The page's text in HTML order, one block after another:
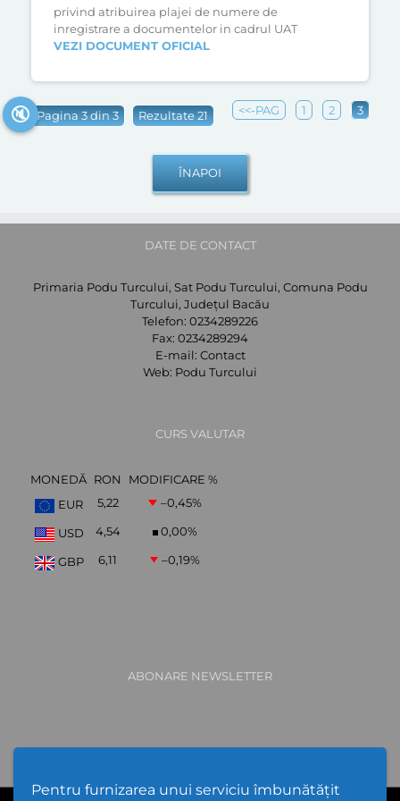
Pentru furnizarea unui serviciu îmbunătățit
privind atribuirea plajei de numere de
inregistrare a documentelor in cadrul UAT
VEZI DOCUMENT OFICIAL
Pagina 3 din 3 Rezultate 21 <<-PAG 1 2 3
ÎNAPOI
DATE DE CONTACT
Primaria Podu Turcului, Sat Podu Turcului, Comuna Podu
Turcului, Județul Bacău
Telefon: 0234289226
Fax: 0234289294
E-mail: Contact
Web: Podu Turcului
CURS VALUTAR
MONEDĂ RON
MODIFICARE %
EUR
5,22 –0,45%
USD 4,54 0,00%
GBP 6,11 –0,19%
ABONARE NEWSLETTER
🔇